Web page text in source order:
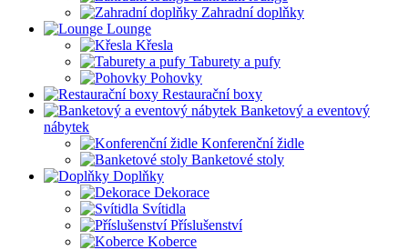
Zahradní doplňky
Lounge
Křesla
Taburety a pufy
Pohovky
Restaurační boxy
Banketový a eventový
nábytek
Konferenční židle
Banketové stoly
Doplňky
Dekorace
Svítidla
Příslušenství
Koberce